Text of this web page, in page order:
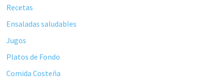
Recetas
Ensaladas saludables
Jugos
Platos de Fondo
Comida Costeña